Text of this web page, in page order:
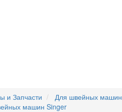
и Запчасти Для швейных машин
машин Singer